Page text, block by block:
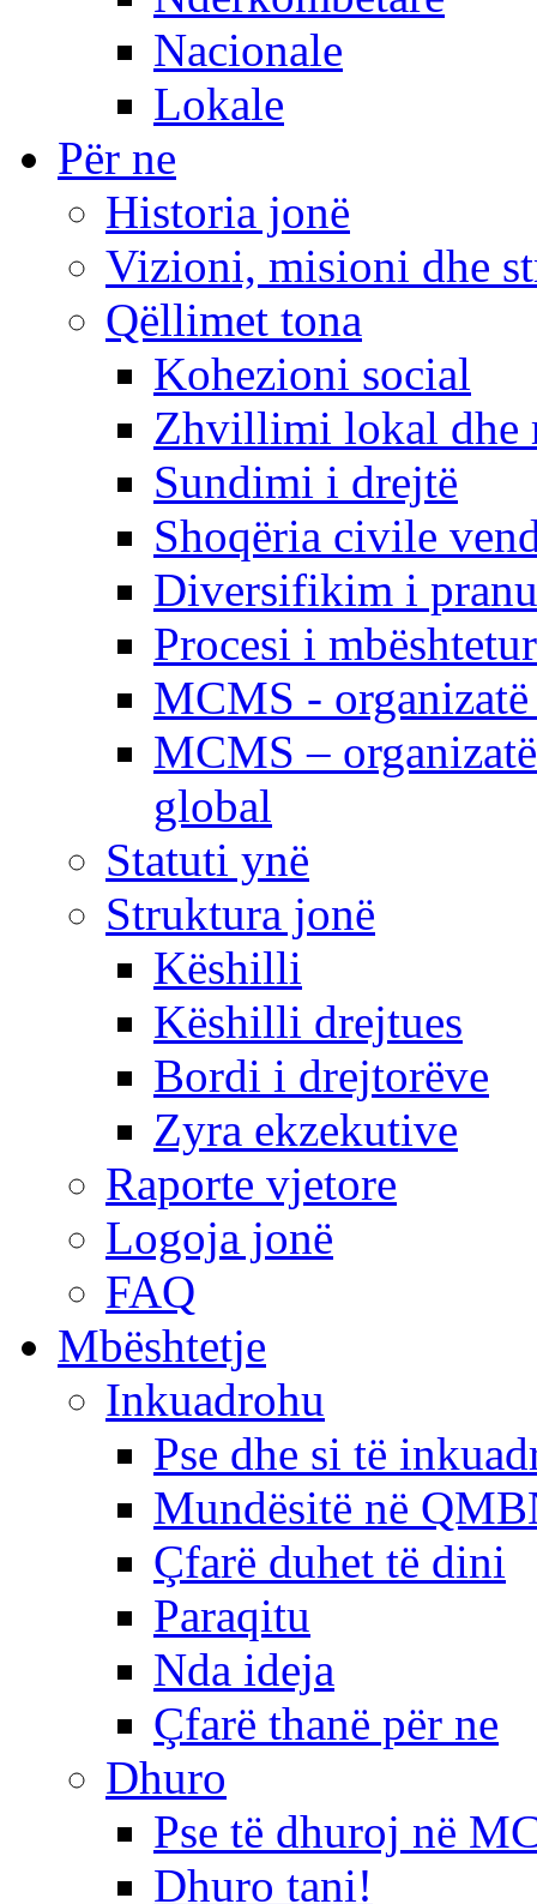
Nacionale
Lokale
Për ne
Historia jonë
Vizioni, misioni dhe
Qëllimet tona
Kohezioni social
Zhvillimi lokal dhe
Sundimi i drejtë
Shoqëria civile
Diversifikim i
Procesi i
MCMS -
MCMS –
global
Statuti ynë
Struktura jonë
Këshilli
Këshilli drejtues
Bordi i drejtorëve
Zyra ekzekutive
Raporte vjetore
Logoja jonë
FAQ
Mbështetje
Inkuadrohu
Pse dhe si të
Mundësitë në
Çfarë duhet të dini
Paraqitu
Nda ideja
Çfarë thanë për ne
Dhuro
Pse të dhuroj në
Dhuro tani!